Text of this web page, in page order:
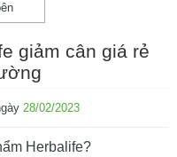
giảm cân giá rẻ
28/02/2023
Herbalife?